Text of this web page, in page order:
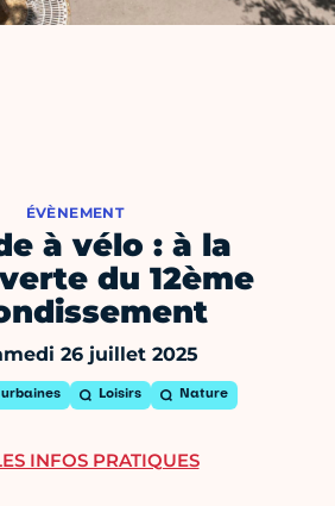
ÉVÈNEMENT
à vélo : à la
du 12ème
26 juillet 2025
Loisirs Nature
INFOS PRATIQUES